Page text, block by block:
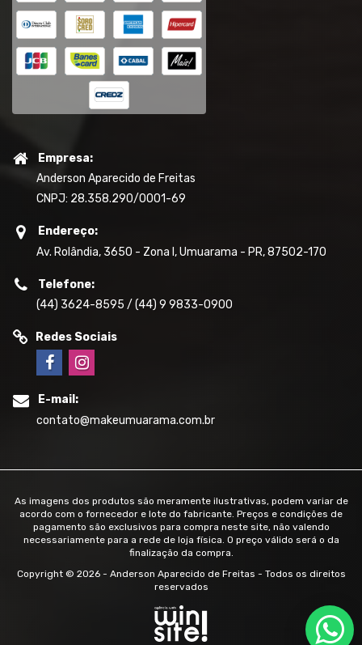
Empresa:
Anderson Aparecido de Freitas
CNPJ: 28.358.290/0001-69
Endereço:
Av. Rolândia, 3650 - Zona I, Umuarama - PR, 87502-170
Telefone:
(44) 3624-8595 / (44) 9 9833-0900
Redes Sociais
E-mail:
contato@makeumuarama.com.br
As imagens dos produtos são meramente ilustrativas, podem variar de
acordo com o fornecedor e lote do fabricante. Preços e condições de
pagamento são exclusivos para compra neste site, não valendo
necessariamente para a rede de loja física. O preço válido será o da
finalização da compra.
Copyright © 2026 - Anderson Aparecido de Freitas - Todos os direitos
reservados